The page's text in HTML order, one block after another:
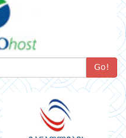
Go!